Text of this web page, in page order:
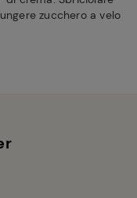
zucchero a velo